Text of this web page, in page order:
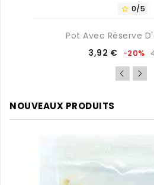
 0/5
Pot Avec Réserve
Prix
3,92 € Prix
de
base
-20%
NOUVEAUX PRODUITS